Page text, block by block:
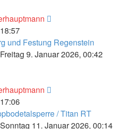
und Festung Regenstein
Freitag 9. Januar 2026, 00:42
/ Titan RT
Sonntag 11. Januar 2026, 00:14